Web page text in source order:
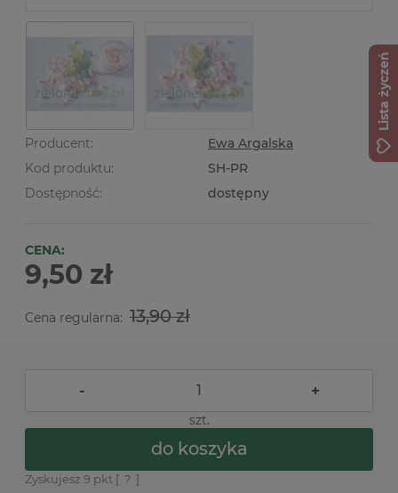
Producent:
Ewa Argalska
Kod produktu:
SH-PR
Dostępność:
dostępny
CENA:
9,50 zł
Cena regularna: 13,90 zł
- +
szt.
do koszyka
Zyskujesz 9 pkt [ ? ]
Lista życzeń